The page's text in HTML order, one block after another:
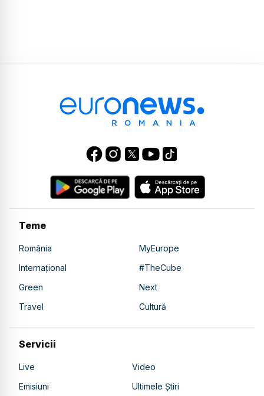
Teme
România
MyEurope
Internațional
#TheCube
Green
Next
Travel
Cultură
Servicii
Live
Video
Emisiuni
Ultimele Știri